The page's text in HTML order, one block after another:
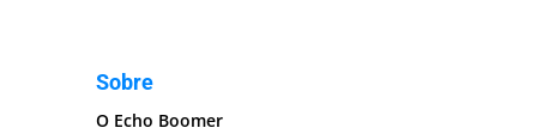
Sobre
O Echo Boomer